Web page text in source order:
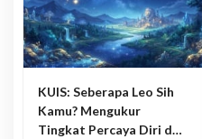
KUIS: Seberapa Leo Sih
Kamu? Mengukur
Tingkat Percaya Diri dan